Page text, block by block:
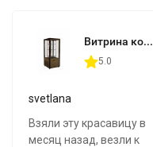
Витрина кондитерская Carboma R120Cвр
5.0
svetlana
Взяли эту красавицу в
месяц назад, везли к